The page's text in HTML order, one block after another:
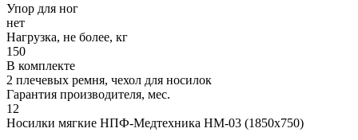
Упор для ног
нет
Нагрузка, не более, кг
150
В комплекте
2 плечевых ремня, чехол для носилок
Гарантия производителя, мес.
12
Носилки мягкие НПФ-Медтехника НМ-03 (1850x750)